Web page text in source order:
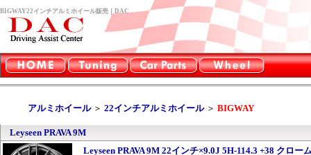
BIGWAY22インチアルミホイール販売｜DAC
アルミホイール＞ 22インチアルミホイール＞ BIGWAY
Leyseen PRAVA 9M
Leyseen PRAVA 9M 22インチ×9.0J 5H-114.3 +38 クロー